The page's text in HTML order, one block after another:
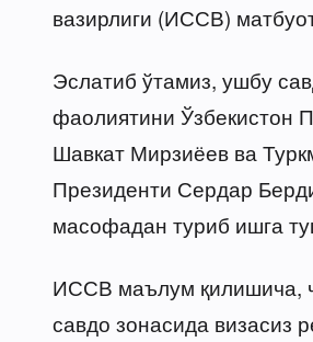
вазирлиги (ИССВ)
Эслатиб ўтамиз, ушбу
фаолиятини Ўзбекистон
Шавкат Мирзиёев ва
Президенти Сердар
масофадан туриб ишга
ИССВ маълум қилишича,
савдо зонасида визасиз